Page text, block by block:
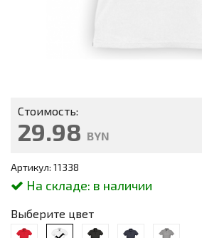
Стоимость:
29.98 BYN
Артикул: 11338
На складе: в наличии
Выберите цвет